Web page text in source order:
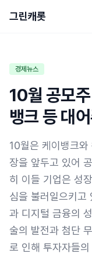
그린캐롯
경제뉴스
10월 공모
뱅크 등 대
10월은 케이뱅크
장을 앞두고 있어
히 이들 기업은 성
심을 불러일으키고
과 디지털 금융의
술의 발전과 첨단
로 인해 투자자들의